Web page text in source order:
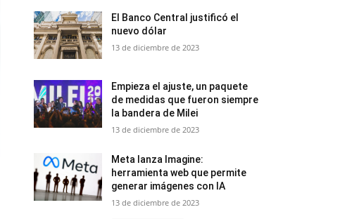
El Banco Central justificó el
nuevo dólar
13 de diciembre de 2023
Empieza el ajuste, un paquete
de medidas que fueron siempre
la bandera de Milei
13 de diciembre de 2023
Meta lanza Imagine:
herramienta web que permite
generar imágenes con IA
13 de diciembre de 2023